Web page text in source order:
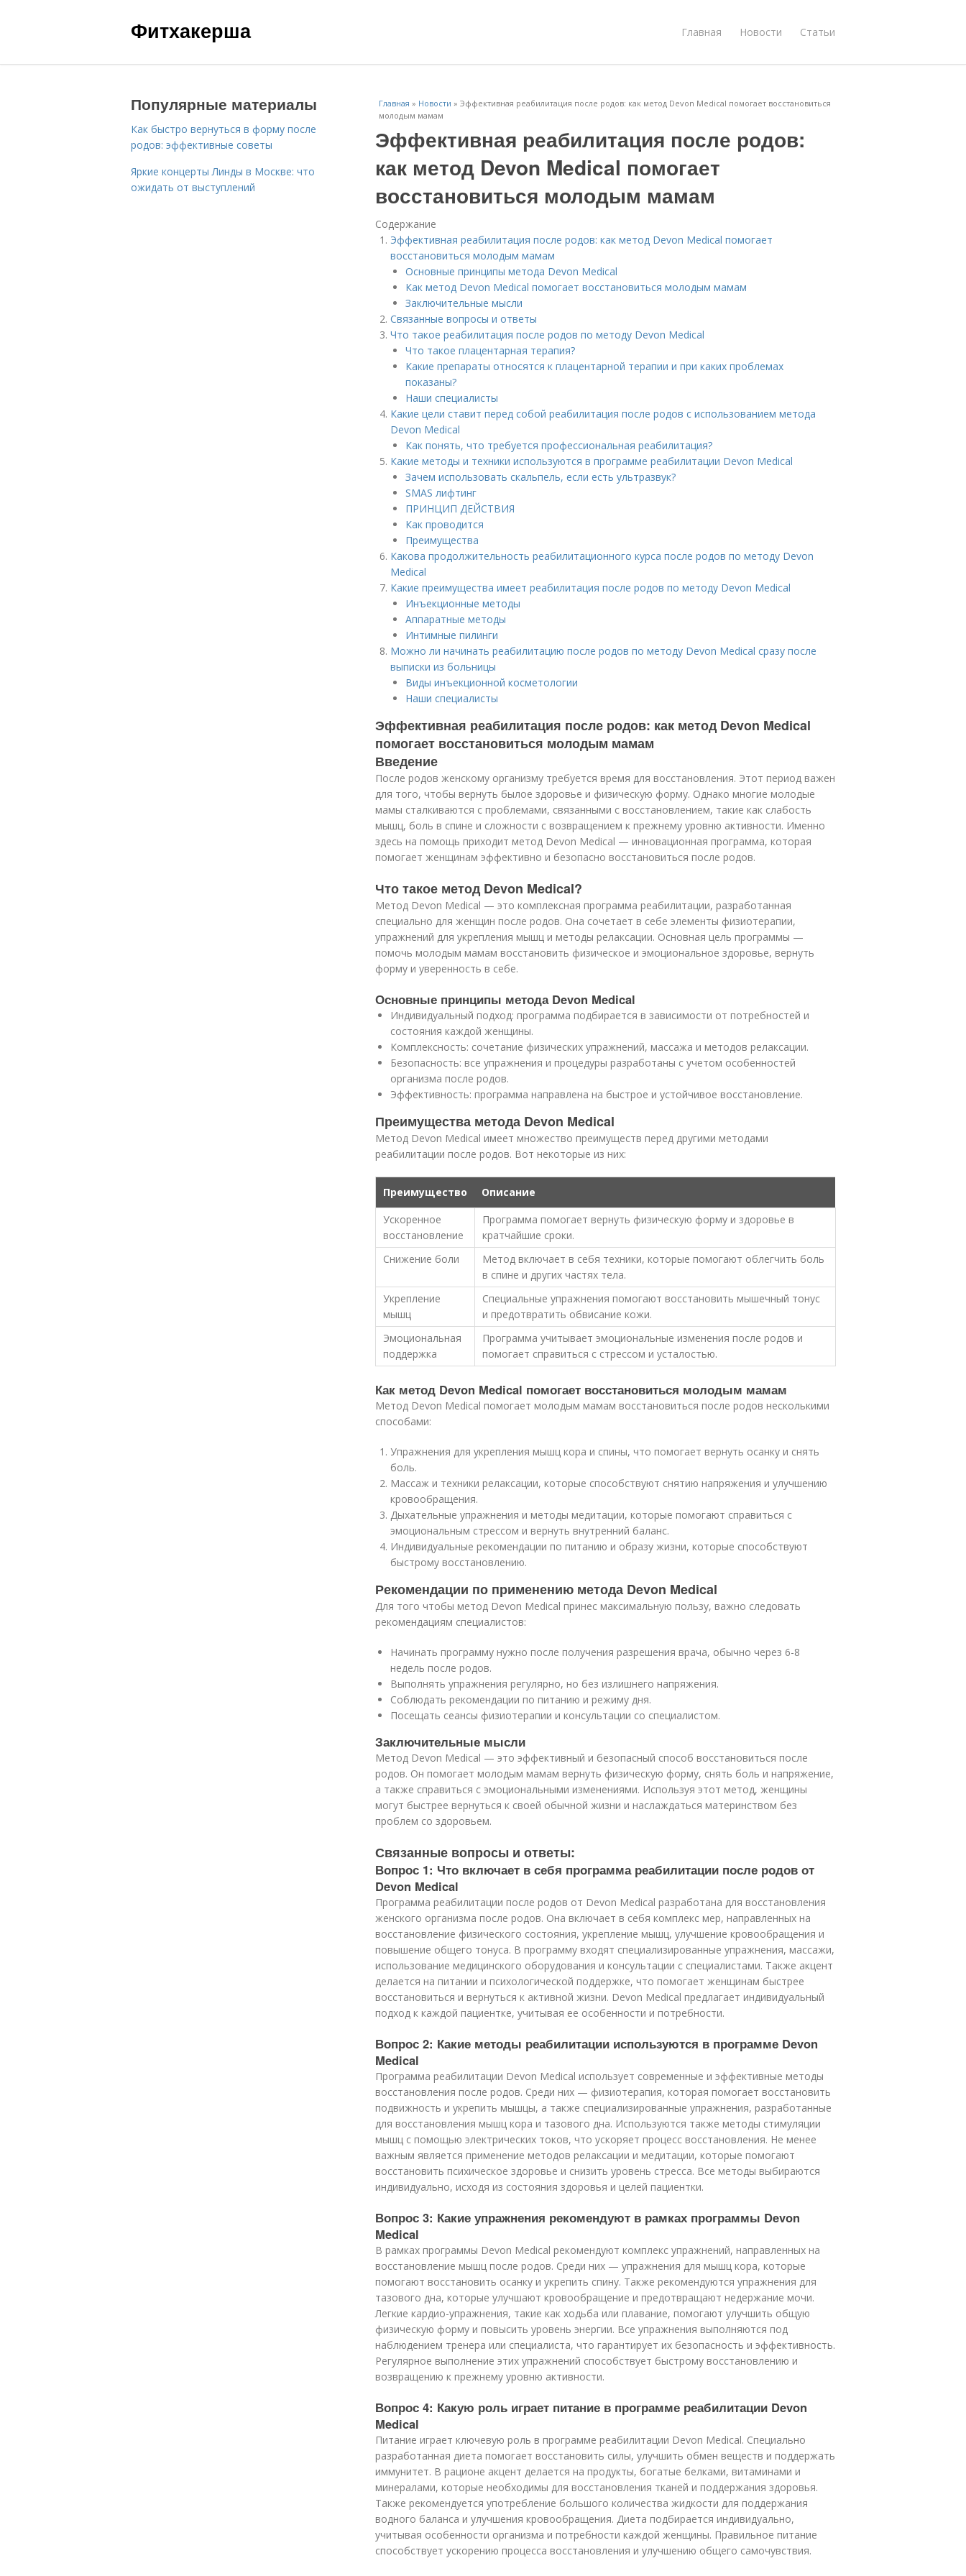
Фитхакерша Главная Новости Статьи
Главная » Новости » Эффективная реабилитация после родов: как метод Devon Medical помогает восстановиться
молодым мамам
Эффективная реабилитация после родов:
как метод Devon Medical помогает
восстановиться молодым мамам
Содержание
Эффективная реабилитация после родов: как метод Devon Medical помогает
восстановиться молодым мамам
Основные принципы метода Devon Medical
Как метод Devon Medical помогает восстановиться молодым мамам
Заключительные мысли
Связанные вопросы и ответы
Что такое реабилитация после родов по методу Devon Medical
Что такое плацентарная терапия?
Какие препараты относятся к плацентарной терапии и при каких проблемах
показаны?
Наши специалисты
Какие цели ставит перед собой реабилитация после родов с использованием метода
Devon Medical
Как понять, что требуется профессиональная реабилитация?
Какие методы и техники используются в программе реабилитации Devon Medical
Зачем использовать скальпель, если есть ультразвук?
SMAS лифтинг
ПРИНЦИП ДЕЙСТВИЯ
Как проводится
Преимущества
Какова продолжительность реабилитационного курса после родов по методу Devon
Medical
Какие преимущества имеет реабилитация после родов по методу Devon Medical
Инъекционные методы
Аппаратные методы
Интимные пилинги
Можно ли начинать реабилитацию после родов по методу Devon Medical сразу после
выписки из больницы
Виды инъекционной косметологии
Наши специалисты
Эффективная реабилитация после родов: как метод Devon Medical
помогает восстановиться молодым мамам
Введение
После родов женскому организму требуется время для восстановления. Этот период важен
для того, чтобы вернуть былое здоровье и физическую форму. Однако многие молодые
мамы сталкиваются с проблемами, связанными с восстановлением, такие как слабость
мышц, боль в спине и сложности с возвращением к прежнему уровню активности. Именно
здесь на помощь приходит метод Devon Medical — инновационная программа, которая
помогает женщинам эффективно и безопасно восстановиться после родов.
Что такое метод Devon Medical?
Метод Devon Medical — это комплексная программа реабилитации, разработанная
специально для женщин после родов. Она сочетает в себе элементы физиотерапии,
упражнений для укрепления мышц и методы релаксации. Основная цель программы —
помочь молодым мамам восстановить физическое и эмоциональное здоровье, вернуть
форму и уверенность в себе.
Основные принципы метода Devon Medical
Индивидуальный подход: программа подбирается в зависимости от потребностей и
состояния каждой женщины.
Комплексность: сочетание физических упражнений, массажа и методов релаксации.
Безопасность: все упражнения и процедуры разработаны с учетом особенностей
организма после родов.
Эффективность: программа направлена на быстрое и устойчивое восстановление.
Преимущества метода Devon Medical
Метод Devon Medical имеет множество преимуществ перед другими методами
реабилитации после родов. Вот некоторые из них:
Преимущество
Описание
Ускоренное
восстановление
Программа помогает вернуть физическую форму и здоровье в
кратчайшие сроки.
Снижение боли
Метод включает в себя техники, которые помогают облегчить боль
в спине и других частях тела.
Укрепление
мышц
Специальные упражнения помогают восстановить мышечный тонус
и предотвратить обвисание кожи.
Эмоциональная
поддержка
Программа учитывает эмоциональные изменения после родов и
помогает справиться с стрессом и усталостью.
Как метод Devon Medical помогает восстановиться молодым мамам
Метод Devon Medical помогает молодым мамам восстановиться после родов несколькими
способами:
Упражнения для укрепления мышц кора и спины, что помогает вернуть осанку и снять
боль.
Массаж и техники релаксации, которые способствуют снятию напряжения и улучшению
кровообращения.
Дыхательные упражнения и методы медитации, которые помогают справиться с
эмоциональным стрессом и вернуть внутренний баланс.
Индивидуальные рекомендации по питанию и образу жизни, которые способствуют
быстрому восстановлению.
Рекомендации по применению метода Devon Medical
Для того чтобы метод Devon Medical принес максимальную пользу, важно следовать
рекомендациям специалистов:
Начинать программу нужно после получения разрешения врача, обычно через 6-8
недель после родов.
Выполнять упражнения регулярно, но без излишнего напряжения.
Соблюдать рекомендации по питанию и режиму дня.
Посещать сеансы физиотерапии и консультации со специалистом.
Заключительные мысли
Метод Devon Medical — это эффективный и безопасный способ восстановиться после
родов. Он помогает молодым мамам вернуть физическую форму, снять боль и напряжение,
а также справиться с эмоциональными изменениями. Используя этот метод, женщины
могут быстрее вернуться к своей обычной жизни и наслаждаться материнством без
проблем со здоровьем.
Связанные вопросы и ответы:
Вопрос 1: Что включает в себя программа реабилитации после родов от
Devon Medical
Программа реабилитации после родов от Devon Medical разработана для восстановления
женского организма после родов. Она включает в себя комплекс мер, направленных на
восстановление физического состояния, укрепление мышц, улучшение кровообращения и
повышение общего тонуса. В программу входят специализированные упражнения, массажи,
использование медицинского оборудования и консультации с специалистами. Также акцент
делается на питании и психологической поддержке, что помогает женщинам быстрее
восстановиться и вернуться к активной жизни. Devon Medical предлагает индивидуальный
подход к каждой пациентке, учитывая ее особенности и потребности.
Вопрос 2: Какие методы реабилитации используются в программе Devon
Medical
Программа реабилитации Devon Medical использует современные и эффективные методы
восстановления после родов. Среди них — физиотерапия, которая помогает восстановить
подвижность и укрепить мышцы, а также специализированные упражнения, разработанные
для восстановления мышц кора и тазового дна. Используются также методы стимуляции
мышц с помощью электрических токов, что ускоряет процесс восстановления. Не менее
важным является применение методов релаксации и медитации, которые помогают
восстановить психическое здоровье и снизить уровень стресса. Все методы выбираются
индивидуально, исходя из состояния здоровья и целей пациентки.
Вопрос 3: Какие упражнения рекомендуют в рамках программы Devon
Medical
В рамках программы Devon Medical рекомендуют комплекс упражнений, направленных на
восстановление мышц после родов. Среди них — упражнения для мышц кора, которые
помогают восстановить осанку и укрепить спину. Также рекомендуются упражнения для
тазового дна, которые улучшают кровообращение и предотвращают недержание мочи.
Легкие кардио-упражнения, такие как ходьба или плавание, помогают улучшить общую
физическую форму и повысить уровень энергии. Все упражнения выполняются под
наблюдением тренера или специалиста, что гарантирует их безопасность и эффективность.
Регулярное выполнение этих упражнений способствует быстрому восстановлению и
возвращению к прежнему уровню активности.
Вопрос 4: Какую роль играет питание в программе реабилитации Devon
Medical
Питание играет ключевую роль в программе реабилитации Devon Medical. Специально
разработанная диета помогает восстановить силы, улучшить обмен веществ и поддержать
иммунитет. В рационе акцент делается на продукты, богатые белками, витаминами и
минералами, которые необходимы для восстановления тканей и поддержания здоровья.
Также рекомендуется употребление большого количества жидкости для поддержания
водного баланса и улучшения кровообращения. Диета подбирается индивидуально,
учитывая особенности организма и потребности каждой женщины. Правильное питание
способствует ускорению процесса восстановления и улучшению общего самочувствия.
Популярные материалы
Как быстро вернуться в форму после
родов: эффективные советы
Яркие концерты Линды в Москве: что
ожидать от выступлений